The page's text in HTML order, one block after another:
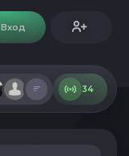
Вход
34